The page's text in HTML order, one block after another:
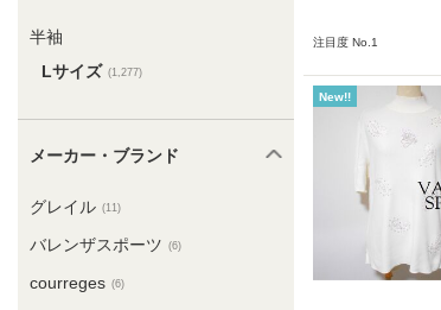
半袖
Lサイズ (1,277)
メーカー・ブランド
グレイル (11)
バレンザスポーツ (6)
courreges (6)
注目度 No.1
New!!